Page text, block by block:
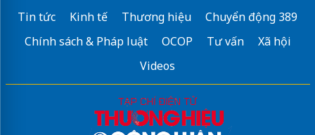
Tin tức Kinh tế Thương hiệu
Chuyển động 389
Chính sách & Pháp luật
OCOP Tư vấn
Xã hội
Videos